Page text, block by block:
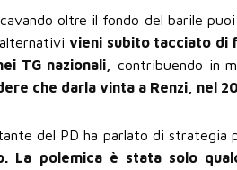
oltre il fondo del barile
vieni subito tacciato di
TG nazionali,
contribuendo in
che darla vinta a Renzi, nel
del PD ha parlato di
La polemica è stata solo